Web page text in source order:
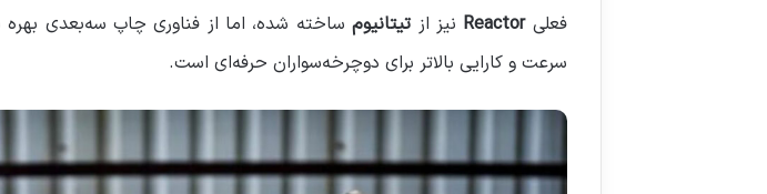
فعلیReactor نیز ازتیتانیومساخته شده، اما از فناوری چاپ سه‌بعدی
سرعت و کارایی بالاتر برای دوچرخه‌سواران حرفه‌ای است.